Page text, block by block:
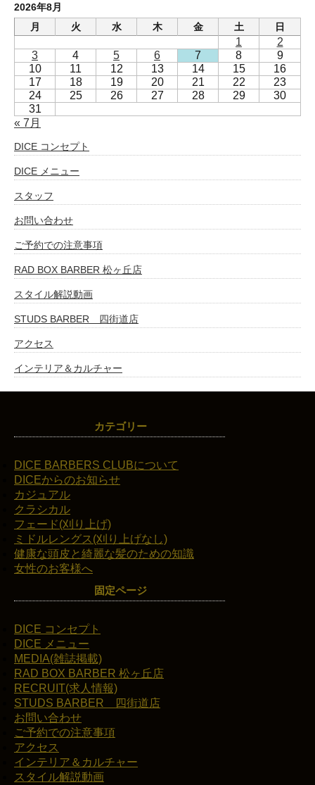
2026年8月
月
火 水 木 金 土 日
1
2
3
4 5 6 7 8
9
10
11 12 13 14 15
16
17
18 19 20 21 22
23
24
25 26 27 28 29
30
31
« 7月
DICE コンセプト
DICE メニュー
スタッフ
お問い合わせ
ご予約での注意事項
RAD BOX BARBER 松ヶ丘店
スタイル解説動画
STUDS BARBER 四街道店
アクセス
インテリア＆カルチャー
カテゴリー
DICE BARBERS CLUBについて
DICEからのお知らせ
カジュアル
クラシカル
フェード(刈り上げ)
ミドルレングス(刈り上げなし)
健康な頭皮と綺麗な髪のための知識
女性のお客様へ
固定ページ
DICE コンセプト
DICE メニュー
MEDIA(雑誌掲載)
RAD BOX BARBER 松ヶ丘店
RECRUIT(求人情報)
STUDS BARBER 四街道店
お問い合わせ
ご予約での注意事項
アクセス
インテリア＆カルチャー
スタイル解説動画